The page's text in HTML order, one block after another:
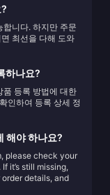
니다. 하지만 주문
최선을 다해 도와
하나요?
품 등록 방법에 대한
인하여 등록 상세 정
해야 하나요?
please check your
it’s still missing,
details, and